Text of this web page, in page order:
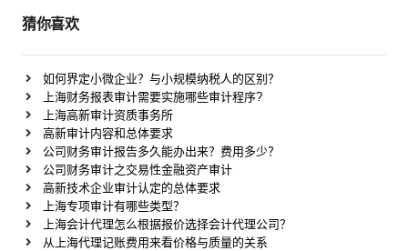
猜你喜欢
如何界定小微企业？与小规模纳税人的区别？
上海财务报表审计需要实施哪些审计程序?
上海高新审计资质事务所
高新审计内容和总体要求
公司财务审计报告多久能办出来？费用多少？
公司财务审计之交易性金融资产审计
高新技术企业审计认定的总体要求
上海专项审计有哪些类型？
上海会计代理怎么根据报价选择会计代理公司？
从上海代理记账费用来看价格与质量的关系